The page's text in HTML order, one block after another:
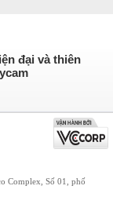
đại và thiên
Complex, Số 01, phố